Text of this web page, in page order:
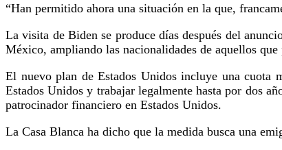
“Han permitido ahora una situación en la que,
La visita de Biden se produce días después del
México, ampliando las nacionalidades de aquellos
El nuevo plan de Estados Unidos incluye una cuota
Estados Unidos y trabajar legalmente hasta por dos
patrocinador financiero en Estados Unidos.
La Casa Blanca ha dicho que la medida busca una